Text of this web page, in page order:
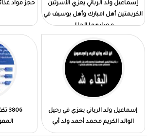
إسماعيل ولد الرباني يعزي الأسرتين
الكريمتين أهل امبارك وأهل بوسيف في
مصابهما الجلل
حجز مواد
إسماعيل ولد الرباني يعزي في رحيل
الوالد الكريم محمد أحمد ولد أبي